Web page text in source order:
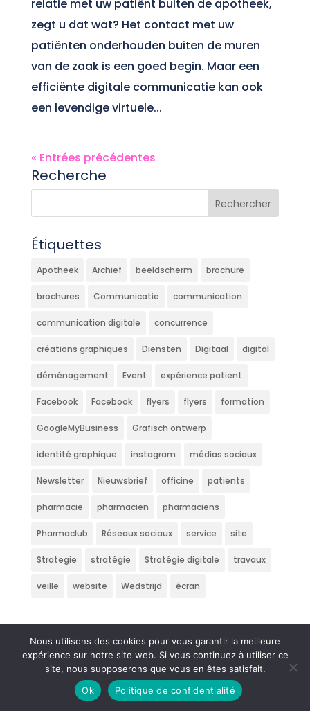
relatie met uw patiënt buiten de apotheek,
zegt u dat wat? Het contact met uw
patiënten onderhouden buiten de muren
van de zaak is een goed begin. Maar een
efficiënte digitale communicatie kan ook
een levendige virtuele...
« Entrées précédentes
Recherche
Étiquettes
Apotheek Archief beeldscherm brochure
brochures Communicatie communication
communication digitale concurrence
créations graphiques Diensten Digitaal digital
déménagement Event expérience patient
Facebook Facebook flyers flyers formation
GoogleMyBusiness Grafisch ontwerp
identité graphique instagram médias sociaux
Newsletter Nieuwsbrief officine patients
pharmacie pharmacien pharmaciens
Pharmaclub Réseaux sociaux service site
Strategie stratégie Stratégie digitale travaux
veille website Wedstrijd écran
Nous utilisons des cookies pour vous garantir la meilleure
expérience sur notre site web. Si vous continuez à utiliser ce
site, nous supposerons que vous en êtes satisfait.
Ok
Politique de confidentialité